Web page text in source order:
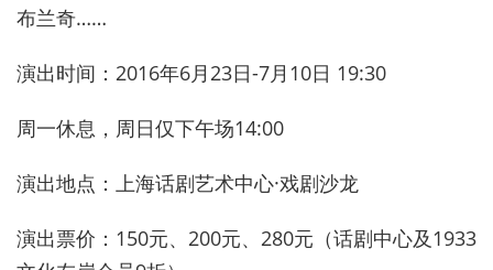
布兰奇……
演出时间：2016年6月23日-7月10日 19:30
周一休息，周日仅下午场14:00
演出地点：上海话剧艺术中心·戏剧沙龙
演出票价：150元、200元、280元（话剧中心及1933